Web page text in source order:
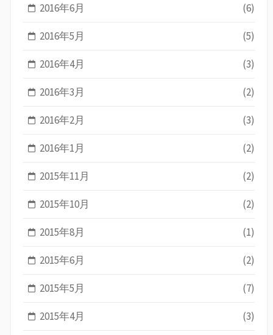
2016年6月 (6)
2016年5月 (5)
2016年4月 (3)
2016年3月 (2)
2016年2月 (3)
2016年1月 (2)
2015年11月 (2)
2015年10月 (2)
2015年8月 (1)
2015年6月 (2)
2015年5月 (7)
2015年4月 (3)